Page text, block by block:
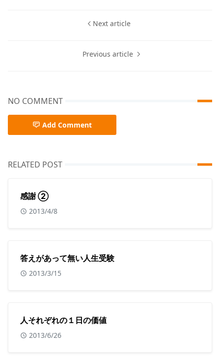
Next article
Previous article
NO COMMENT
Add Comment
RELATED POST
感謝 ②
2013/4/8
答えがあって無い人生受験
2013/3/15
人それぞれの１日の価値
2013/6/26